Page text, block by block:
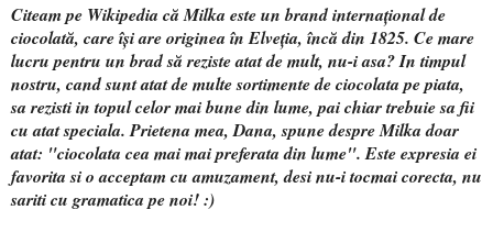
Citeam pe Wikipedia că Milka este un brand internațional de
ciocolată, care își are originea în Elveția, încă din 1825. Ce mare
lucru pentru un brad să reziste atat de mult, nu-i asa? In timpul
nostru, cand sunt atat de multe sortimente de ciocolata pe piata,
sa rezisti in topul celor mai bune din lume, pai chiar trebuie sa fii
cu atat speciala. Prietena mea, Dana, spune despre Milka doar
atat: "ciocolata cea mai mai preferata din lume". Este expresia ei
favorita si o acceptam cu amuzament, desi nu-i tocmai corecta, nu
sariti cu gramatica pe noi! :)